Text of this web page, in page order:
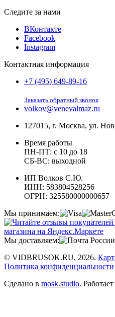
Следите за нами
ВКонтакте
Facebook
Instagram
Контактная информация
+7 (495) 649-89-16
Заказать обратный звонок
volkov@venevalmaz.ru
127015, г. Москва, ул.
Время работы
ПН-ПТ: с 10 до 18
СБ-ВС: выходной
ИП Волков С.Ю.
ИНН: 583804528256
ОГРН: 325580000000657
Мы принимаем:
Мы доставляем:
© VIDBRUSOK.RU, 2026.
Политика конфиденциальности
Сделано в mosk.studio.